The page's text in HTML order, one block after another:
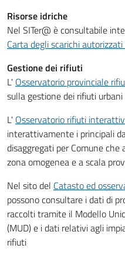
Risorse idriche
Nel SITer@ è consultabile
Carta degli scarichi
Gestione dei rifiuti
L' Osservatorio provinciale
sulla gestione dei rifiuti urbani
L' Osservatorio rifiuti
interattivamente i principali
disaggregati per Comune
zona omogenea e a scala
Nel sito del Catasto ed
possono consultare i dati di
raccolti tramite il Modello
(MUD) e i dati relativi agli
rifiuti